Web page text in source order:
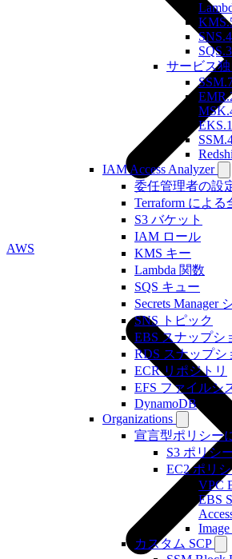
SNS.4
SQS.3
サービス
EKS.1
IAM Access Analyzer
委任管理者の設
Terraform によ
S3 バケット
IAM ロール
KMS キー
Lambda 関数
SQS キュー
Secrets Manager
SNS トピック
EBS スナップシ
RDS スナップシ
ECR リポジトリ
EFS ファイルシ
DynamoDB
Organizations
宣言型ポリシー
S3 ポリシ
EC2 ポリ
VPC
EBS
カスタム SCP
AWS